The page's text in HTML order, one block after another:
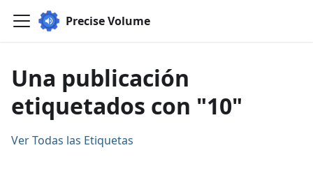
Precise Volume
Una publicación
etiquetados con "10"
Ver Todas las Etiquetas